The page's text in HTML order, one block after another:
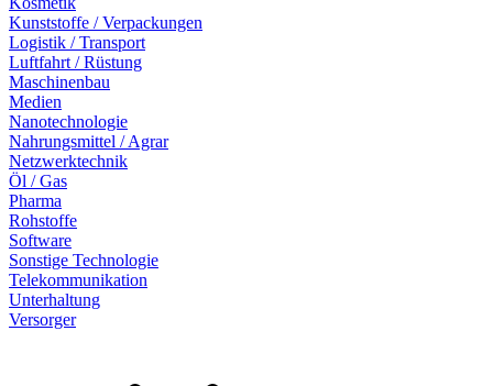
Kunststoffe / Verpackungen
Logistik / Transport
Luftfahrt / Rüstung
Maschinenbau
Medien
Nanotechnologie
Nahrungsmittel / Agrar
Netzwerktechnik
Öl / Gas
Pharma
Rohstoffe
Software
Sonstige Technologie
Telekommunikation
Unterhaltung
Versorger